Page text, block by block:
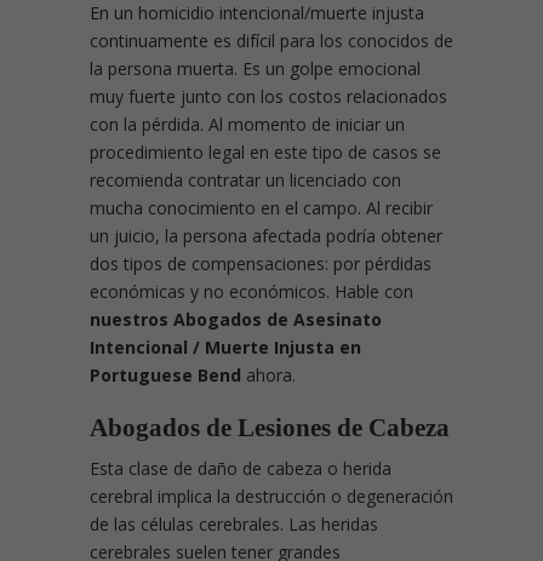
En un homicidio intencional/muerte injusta
continuamente es difícil para los conocidos de
la persona muerta. Es un golpe emocional
muy fuerte junto con los costos relacionados
con la pérdida. Al momento de iniciar un
procedimiento legal en este tipo de casos se
recomienda contratar un licenciado con
mucha conocimiento en el campo. Al recibir
un juicio, la persona afectada podría obtener
dos tipos de compensaciones: por pérdidas
económicas y no económicos. Hable con
nuestros Abogados de Asesinato
Intencional / Muerte Injusta en
Portuguese Bend ahora.
Abogados de Lesiones de Cabeza
Esta clase de daño de cabeza o herida
cerebral implica la destrucción o degeneración
de las células cerebrales. Las heridas
cerebrales suelen tener grandes